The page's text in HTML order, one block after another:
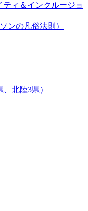
ィ＆インクルージョ
ンの凡俗法則）
北陸3県）